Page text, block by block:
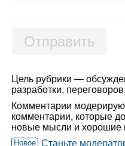
Отправить
Цель рубрики —
разработки,
Комментарии
комментарии, которые
новые мысли и хорошие
Новое Станьте